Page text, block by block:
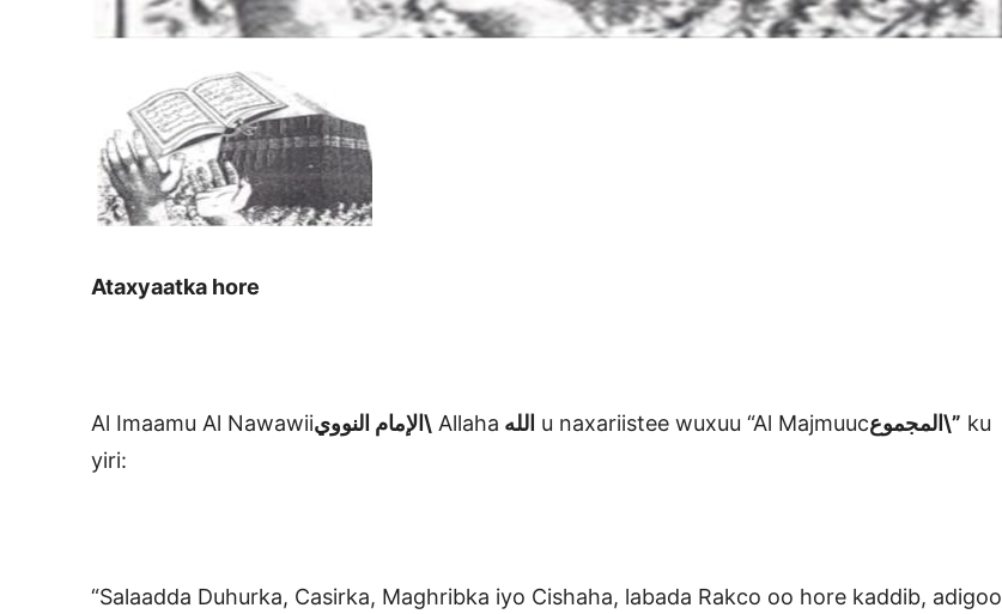
Ataxyaatka hore
Al Imaamu Al Nawawii الإمام النووي\ Allaha الله u naxariistee wuxuu “Al Majmuuc المجموع\” ku
yiri:
“Salaadda Duhurka, Casirka, Maghribka iyo Cishaha, labada Rakco oo hore kaddib, adigoo